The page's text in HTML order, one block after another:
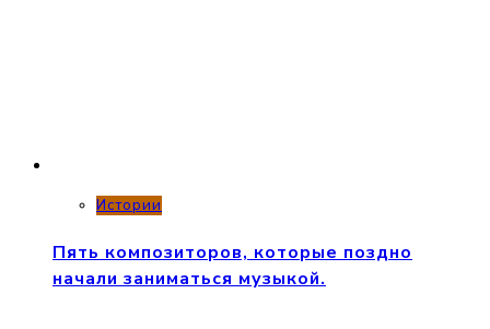
Истории
Пять композиторов, которые поздно
начали заниматься музыкой.